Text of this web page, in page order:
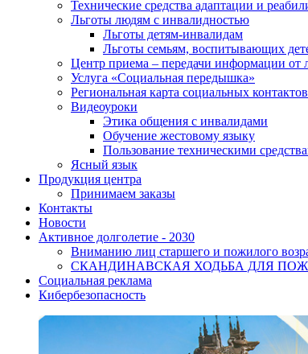
Технические средства адаптации и
Льготы людям с инвалидностью
Льготы детям-инвалидам
Льготы семьям, воспитывающих
Центр приема – передачи информации от
Услуга «Социальная передышка»
Региональная карта социальных контактов
Видеоуроки
Этика общения с инвалидами
Обучение жестовому языку
Пользование техническими
Ясный язык
Продукция центра
Принимаем заказы
Контакты
Новости
Активное долголетие - 2030
Вниманию лиц старшего и пожилого
CКАНДИНАВСКАЯ ХОДЬБА ДЛЯ
Социальная реклама
Кибербезопасность